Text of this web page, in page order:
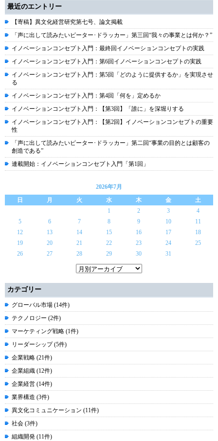
最近のエントリー
【寄稿】異文化経営研究第七号、論文掲載
「声に出して読みたいピーター･ドラッカー」第三回“我々の事業とは何か？”
イノベーションコンセプト入門：最終回イノベーションコンセプトの実践
イノベーションコンセプト入門：第6回イノベーションコンセプトの実践
イノベーションコンセプト入門：第5回「どのように提供するか」を実現させ
る
イノベーションコンセプト入門：第4回「何を」定めるか
イノベーションコンセプト入門：【第3回】「誰に」を深堀りする
イノベーションコンセプト入門：【第2回】イノベーションコンセプトの重要
性
「声に出して読みたいピーター･ドラッカー」第二回“事業の目的とは顧客の
創造である”
連載開始：イノベーションコンセプト入門「第1回」
2026年7月
日
月 火 水 木 金
土
1
2 3
4
5
6 7 8 9 10
11
12
13 14 15 16 17
18
19
20 21 22 23 24
25
26
27 28 29 30 31
カテゴリー
グローバル市場 (14件)
テクノロジー (2件)
マーケティング戦略 (1件)
リーダーシップ (5件)
企業戦略 (21件)
企業組織 (12件)
企業経営 (14件)
業界構造 (3件)
異文化コミュニケーション (11件)
社会 (3件)
組織開発 (11件)